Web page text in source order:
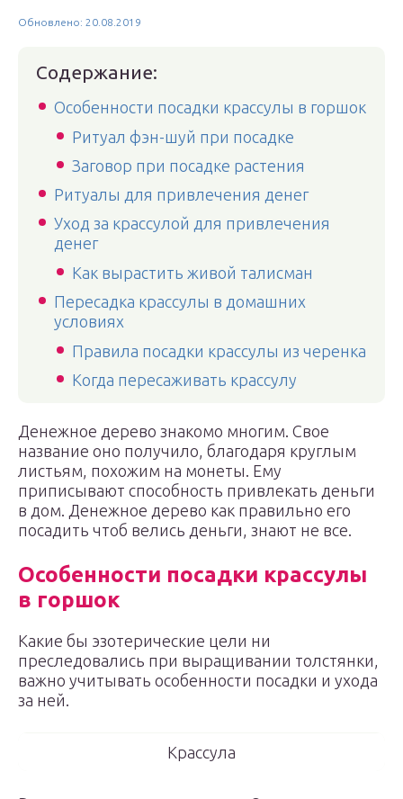
Обновлено: 20.08.2019
Содержание:
Особенности посадки крассулы в горшок
Ритуал фэн-шуй при посадке
Заговор при посадке растения
Ритуалы для привлечения денег
Уход за крассулой для привлечения
денег
Как вырастить живой талисман
Пересадка крассулы в домашних
условиях
Правила посадки крассулы из черенка
Когда пересаживать крассулу
Денежное дерево знакомо многим. Свое
название оно получило, благодаря круглым
листьям, похожим на монеты. Ему
приписывают способность привлекать деньги
в дом. Денежное дерево как правильно его
посадить чтоб велись деньги, знают не все.
Особенности посадки крассулы
в горшок
Какие бы эзотерические цели ни
преследовались при выращивании толстянки,
важно учитывать особенности посадки и ухода
за ней.
Крассула